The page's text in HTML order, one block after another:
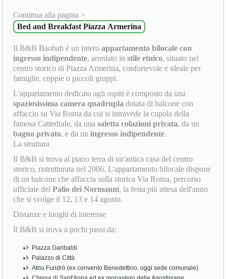
Continua alla pagina >
Bed and Breakfast Piazza Armerina
Il B&B Baobab è un interoappartamento bilocale con
ingresso indipendente, arredato instile etnico, situato nel
centro storico di Piazza Armerina, confortevole e ideale per
famiglie, coppie o piccoli gruppi.
L'appartamento dedicato agli ospiti è composto da una
spaziosissima camera quadrupla dotata di balcone con
affaccio su Via Roma da cui si intravede la cupola della
famosa Cattedrale, da unasaletta colazioni privata, da un
bagno privato, e da uningresso indipendente.
La struttura
Il B&B si trova al piano terra di un'antica casa del centro
storico, ristrutturata nel 2006. L'appartamento bilocale dispone
di un balcone che affaccia sulla storica Via Roma, percorso
ufficiale delPalio dei Normanni, la festa più attesa dell'anno
che si svolge il 12, 13 e 14 agosto.
Distanze e luoghi di interesse
Il B&B si trova a pochi passi da:
Piazza Garibaldi
Palazzo di Città
Atrio Fundrò (ex convento Benedettino, oggi sede comunale)